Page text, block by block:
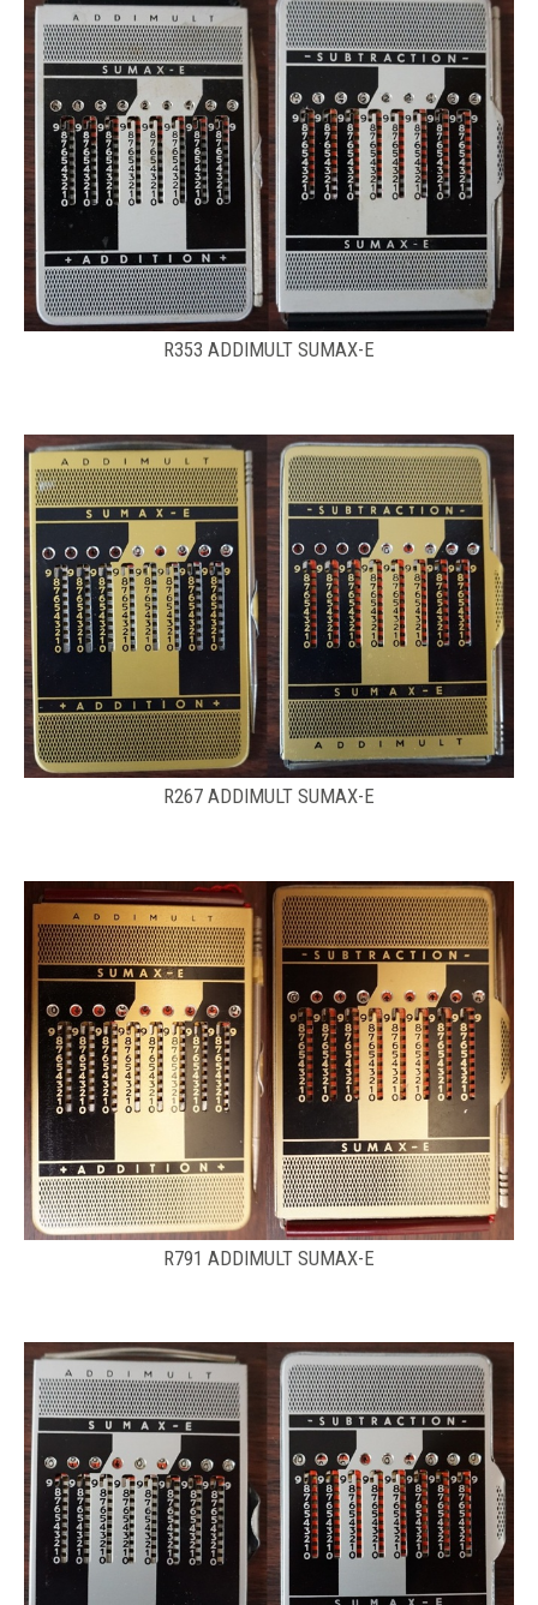
R353 ADDIMULT SUMAX-E
R267 ADDIMULT SUMAX-E
R791 ADDIMULT SUMAX-E